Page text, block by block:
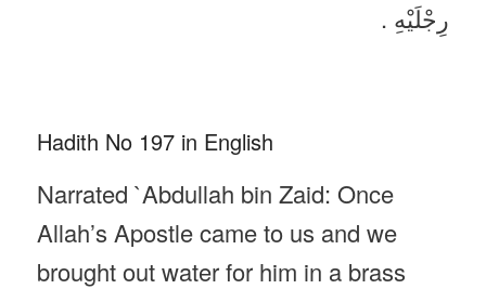
رِجْلَيْهِ .
Hadith No 197 in English
Narrated `Abdullah bin Zaid: Once
Allah’s Apostle came to us and we
brought out water for him in a brass